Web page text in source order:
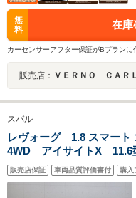
無
料
在庫
カーセンサーアフター保証がBプランに
販売店： ＶＥＲＮＯ ＣＡＲＬＡ
スバル
レヴォーグ 1.8 スマート
4WD アイサイトX 11.6
バックカメラ カープレ
ト リヤビークル アダ
ETC 純正18インチアル
販売店保証 車両品質評価書付 購入